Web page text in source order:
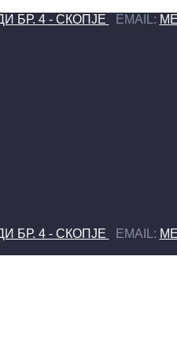
БР. 4 - СКОПЈЕ EMAIL:
БР. 4 - СКОПЈЕ EMAIL: